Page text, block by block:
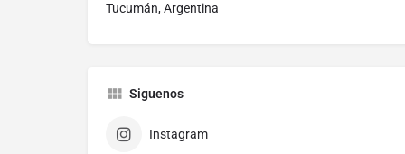
Tucumán, Argentina
Siguenos
Instagram